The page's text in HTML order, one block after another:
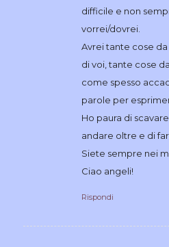
difficile e non
vorrei/dovrei.
Avrei tante cose
di voi, tante cose
come spesso
parole per
Ho paura di
andare oltre e di
Siete sempre nei
Ciao angeli!
Rispondi